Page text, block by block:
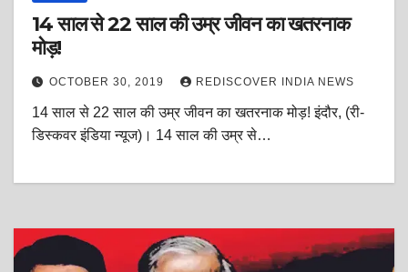
14 साल से 22 साल की उम्र जीवन का खतरनाक
मोड़!
OCTOBER 30, 2019 REDISCOVER INDIA NEWS
14 साल से 22 साल की उम्र जीवन का खतरनाक मोड़! इंदौर, (री-
डिस्कवर इंडिया न्यूज)। 14 साल की उम्र से…